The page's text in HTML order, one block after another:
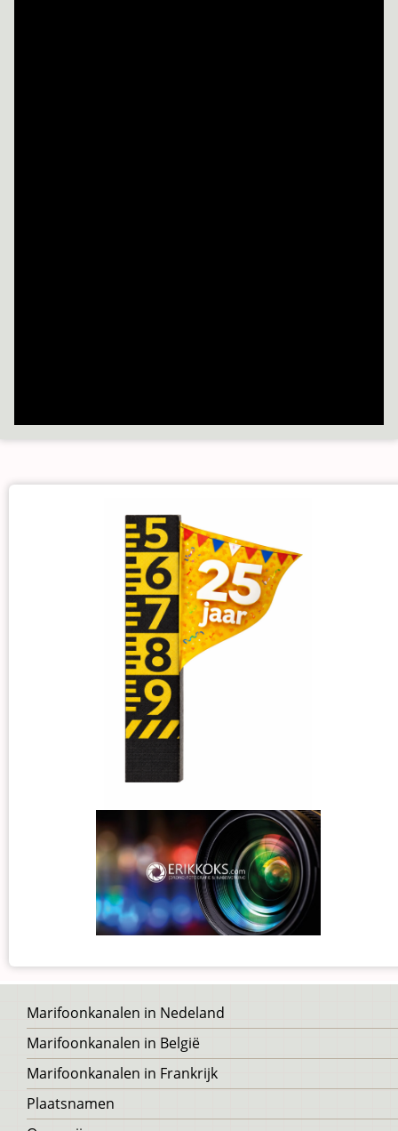
Voet
Marifoonkanalen in Nedeland
Marifoonkanalen in België
Marifoonkanalen in Frankrijk
Plaatsnamen